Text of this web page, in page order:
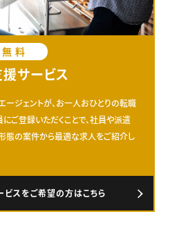
無料
サービス
ージェントが、お一人おひとりの転職
ご登録いただくことで、社員や派遣
態の案件から最適な求人をご紹介し
スをご希望の方はこちら